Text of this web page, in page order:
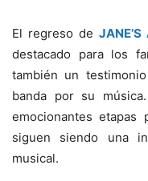
El regreso de JANE’S
destacado para los
también un
banda por su
emocionantes etapas
siguen siendo una
musical.